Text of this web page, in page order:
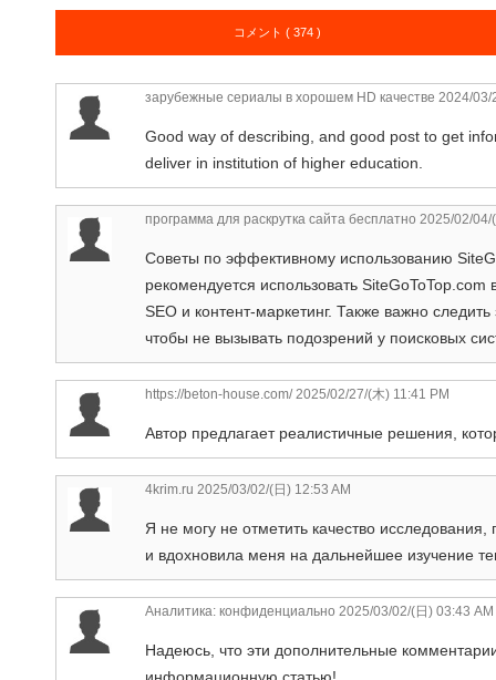
コメント ( 374 )
зарубежные сериалы в хорошем HD качестве 2024/03/
Good way of describing, and good post to get
deliver in institution of higher education.
программа для раскрутка сайта бесплатно 2025/02/04/
Советы по эффективному использованию
рекомендуется использовать
SEO и контент-маркетинг. Также важно
чтобы не вызывать подозрений у поисковых
https://beton-house.com/2025/02/27/(木) 11:41 PM
Автор предлагает реалистичные решения,
4krim.ru 2025/03/02/(日) 12:53 AM
Я не могу не отметить качество
и вдохновила меня на дальнейшее изучение
Аналитика: конфиденциально 2025/03/02/(日) 03:43 AM
Надеюсь, что эти дополнительные